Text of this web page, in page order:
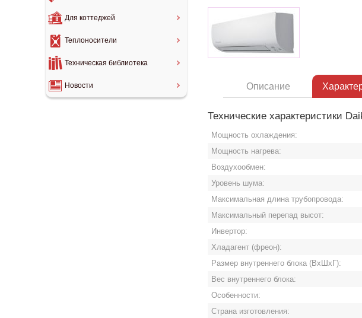
Для коттеджей
Теплоносители
Техническая библиотека
Новости Описание
Технические характеристики
Мощность охлаждения:
Мощность нагрева:
Воздухообмен:
Уровень шума:
Максимальная длина трубопровода:
Максимальный перепад высот:
Инвертор:
Хладагент (фреон):
Размер внутреннего блока (ВхШхГ):
Вес внутреннего блока:
Особенности:
Страна изготовления: